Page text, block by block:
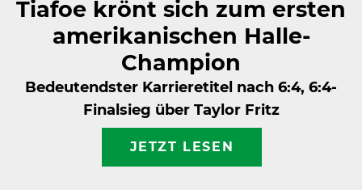
International
Tiafoe krönt sich zum ersten
amerikanischen Halle-
Champion
Bedeutendster Karrieretitel nach 6:4, 6:4-
Finalsieg über Taylor Fritz
JETZT LESEN